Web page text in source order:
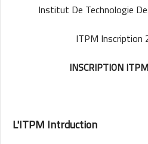
Institut De Technologie
ITPM
INSCRIPTION
L'ITPM Intrduction